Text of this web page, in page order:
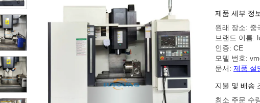
제품 세부 정
원래 장소: 중
브랜드 이름:
인증: CE
모델 번호:
문서: 제품 설
지불 및 배송
최소 주문 수